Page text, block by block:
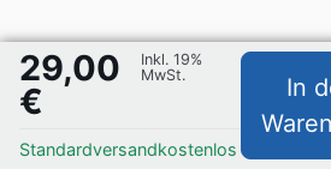
29,00
€
Inkl. 19%
MwSt.
Standardversandkostenlos
In